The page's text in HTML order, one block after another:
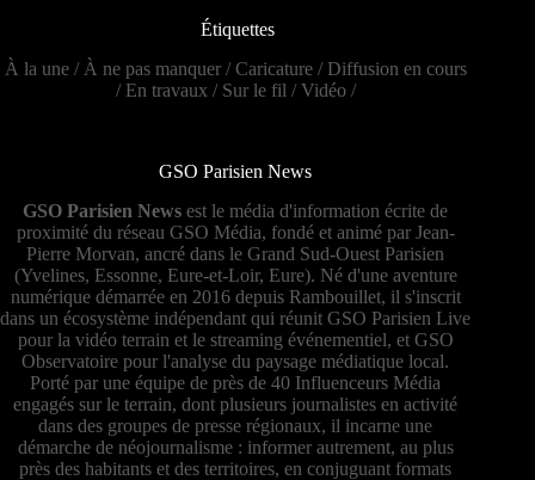
Étiquettes
À la une/ À ne pas manquer/Caricature/ Diffusion en cours
/ En travaux / Sur le fil /Vidéo/
GSO Parisien News
GSO Parisien News est le média d'information écrite de
proximité du réseau GSO Média, fondé et animé par Jean-
Pierre Morvan, ancré dans le Grand Sud-Ouest Parisien
(Yvelines, Essonne, Eure-et-Loir, Eure). Né d'une aventure
numérique démarrée en 2016 depuis Rambouillet, il s'inscrit
dans un écosystème indépendant qui réunit GSO Parisien Live
pour la vidéo terrain et le streaming événementiel, et GSO
Observatoire pour l'analyse du paysage médiatique local.
Porté par une équipe de près de 40 Influenceurs Média
engagés sur le terrain, dont plusieurs journalistes en activité
dans des groupes de presse régionaux, il incarne une
démarche de néojournalisme : informer autrement, au plus
près des habitants et des territoires, en conjuguant formats